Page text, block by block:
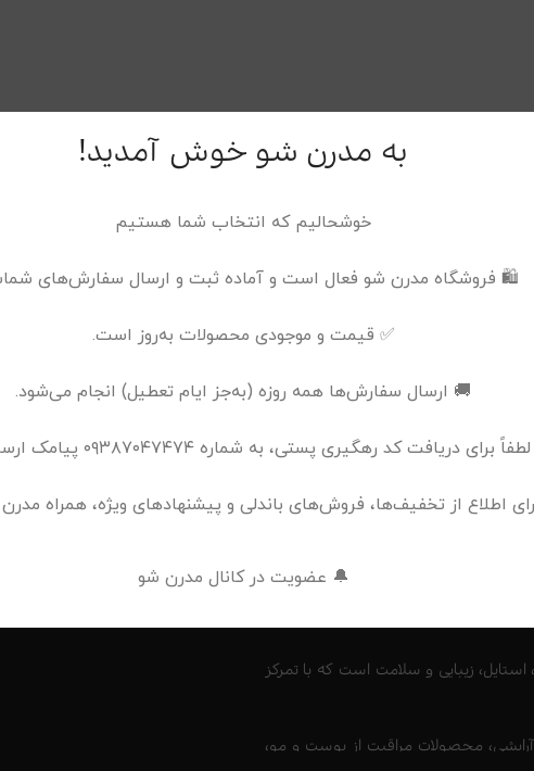
به مدرن شو خوش آمدید!
خوشحالیم که انتخاب شما هستیم
🛍️ فروشگاه مدرن شو فعال است و آماده ثبت و ارسال سفارش‌های
✅ قیمت و موجودی محصولات به‌روز است.
🚚 ارسال سفارش‌ها همه روزه (به‌جز ایام تعطیل) انجام می‌شود.
برای دریافت کد رهگیری پستی، به شماره ۰۹۳۸۷۰۴۷۴۷۴ پیامک ارسال نمایید.
اطلاع از تخفیف‌ها، فروش‌های باندلی و پیشنهادهای ویژه، همراه
🔔 عضویت در کانال مدرن شو
– کالیستا
زیبایی و سلامت است که با تمرکز
محصولات مراقبت از پوست و مو،